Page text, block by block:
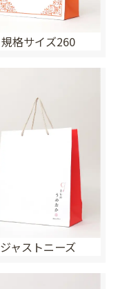
規格サイズ260
ジャストニーズ